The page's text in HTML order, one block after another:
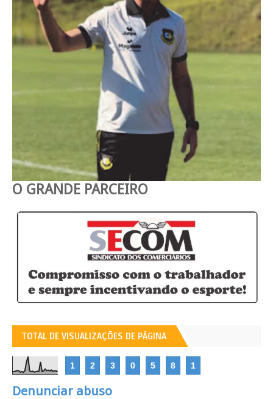
O GRANDE PARCEIRO
TOTAL DE VISUALIZAÇÕES DE PÁGINA
1 2 3 0 5 8 1
Denunciar abuso